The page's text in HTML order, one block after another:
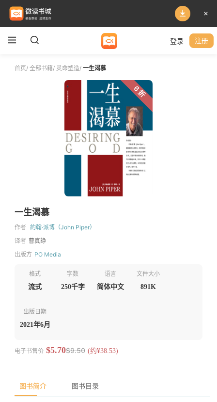
登录 注册
首页/ 全部书籍/ 灵命塑造/ 一生渴慕
6 折
一生渴慕
作者 約翰·派博（John Piper）
译者 曹真諍
出版方 PO Media
格式
流式
字数
250千字
语言
简体中文
文件大小
891K
出版日期
2021年6月
电子书售价 $5.70$9.50 (约¥38.53)
图书简介 图书目录